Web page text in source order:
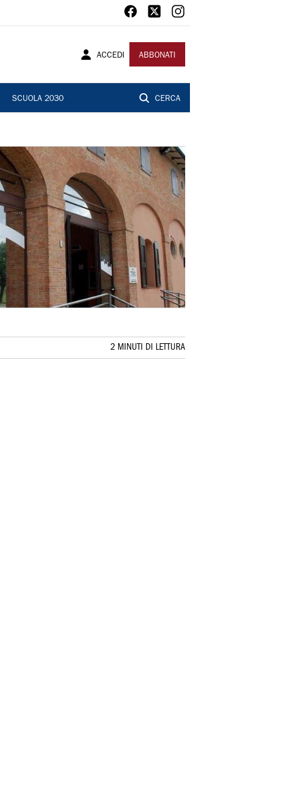
ACCEDI ABBONATI
SCUOLA 2030 CERCA
2 MINUTI DI LETTURA